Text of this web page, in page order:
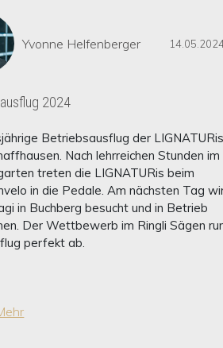
Yvonne Helfenberger
2024
Betriebsausflug der
Nach lehrreichen Stunden im
treten die LIGNATURis beim
in die Pedale. Am nächsten Tag
in Buchberg besucht und in Betrieb
Der Wettbewerb im Ringli Sägen
perfekt ab.